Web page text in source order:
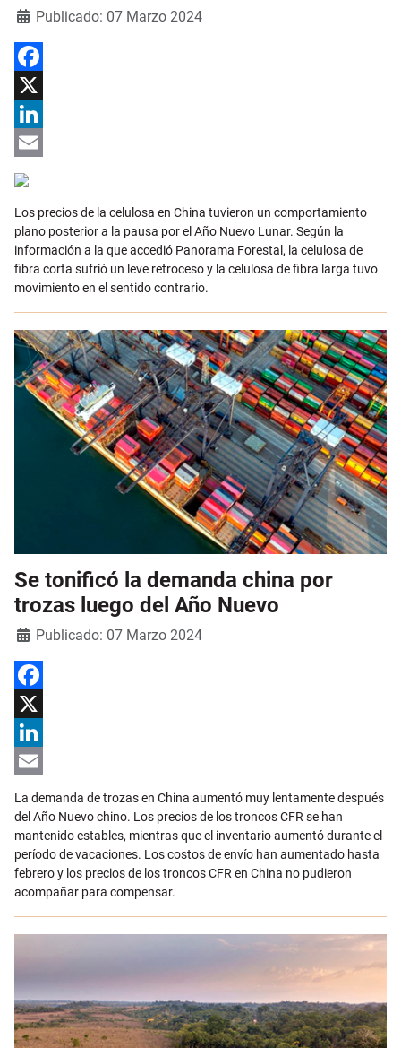
Detalles
Publicado: 07 Marzo 2024
Facebook
X
LinkedIn
Email
Los precios de la celulosa en China tuvieron un comportamiento
plano posterior a la pausa por el Año Nuevo Lunar. Según la
información a la que accedió Panorama Forestal, la celulosa de
fibra corta sufrió un leve retroceso y la celulosa de fibra larga tuvo
movimiento en el sentido contrario.
Se tonificó la demanda china por
trozas luego del Año Nuevo
Detalles
Publicado: 07 Marzo 2024
Facebook
X
LinkedIn
Email
La demanda de trozas en China aumentó muy lentamente después
del Año Nuevo chino. Los precios de los troncos CFR se han
mantenido estables, mientras que el inventario aumentó durante el
período de vacaciones. Los costos de envío han aumentado hasta
febrero y los precios de los troncos CFR en China no pudieron
acompañar para compensar.